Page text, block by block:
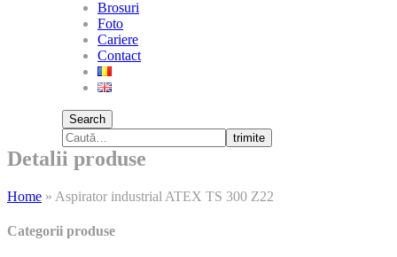
Brosuri
Foto
Cariere
Contact
Search
trimite
Detalii produse
Home » Aspirator industrial ATEX TS 300 Z22
Categorii produse